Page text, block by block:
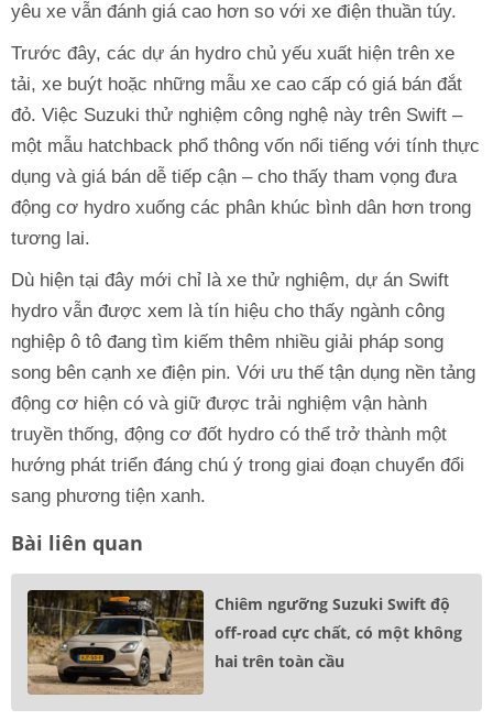
yêu xe vẫn đánh giá cao hơn so với xe điện thuần túy.
Trước đây, các dự án hydro chủ yếu xuất hiện trên xe
tải, xe buýt hoặc những mẫu xe cao cấp có giá bán đắt
đỏ. Việc Suzuki thử nghiệm công nghệ này trên Swift –
một mẫu hatchback phổ thông vốn nổi tiếng với tính thực
dụng và giá bán dễ tiếp cận – cho thấy tham vọng đưa
động cơ hydro xuống các phân khúc bình dân hơn trong
tương lai.
Dù hiện tại đây mới chỉ là xe thử nghiệm, dự án Swift
hydro vẫn được xem là tín hiệu cho thấy ngành công
nghiệp ô tô đang tìm kiếm thêm nhiều giải pháp song
song bên cạnh xe điện pin. Với ưu thế tận dụng nền tảng
động cơ hiện có và giữ được trải nghiệm vận hành
truyền thống, động cơ đốt hydro có thể trở thành một
hướng phát triển đáng chú ý trong giai đoạn chuyển đổi
sang phương tiện xanh.
Bài liên quan
Chiêm ngưỡng Suzuki Swift độ
off-road cực chất, có một không
hai trên toàn cầu